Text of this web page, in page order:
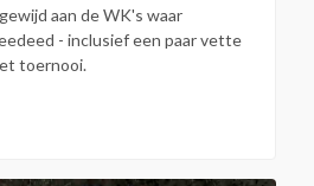
aan de WK's waar
- inclusief een paar vette
toernooi.